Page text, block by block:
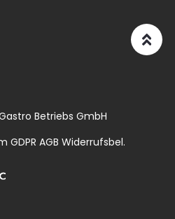
Betriebs GmbH
GDPR AGB Widerrufsbel.